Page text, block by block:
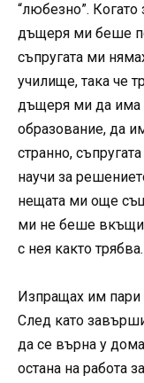
“любезно”. Когато
дъщеря ми беше
съпругата ми
училище, така че
дъщеря ми да има
образование, да
странно,
научи за
нещата ми още
ми не беше
с нея както трябва.
Изпращах им
След като
да се върна у
остана на работа